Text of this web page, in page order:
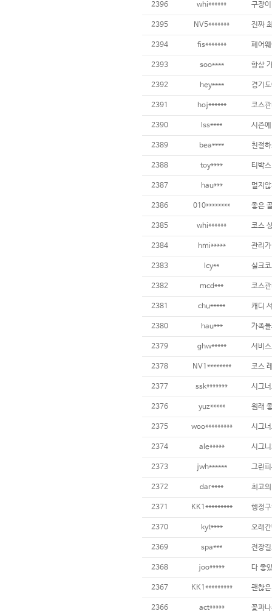
2396 whi******
2395 NV5*******
2394 fis*******
2393 soo**** 항상
2392 hey****
2391 hoj******
2390 lss****
2389 bea****
2388 toy****
2387 hau***
2386 010******** 좋은
2385 whi******
2384 hmi*****
2383 lcy** 실크
2382 mcd***
2381 chu*****
2380 hau***
2379 ghw***** 서비
2378 NV1********
2377 ssk******* 시그
2376 yuz*****
2375 woo********* 시그
2374 ale*****
2373 jwh****** 그린
2372 dar****
2371 KK1*********
2370 kyt****
2369 spa***
2368 joo*****
2367 KK1********* 괜찮
2366 act*****